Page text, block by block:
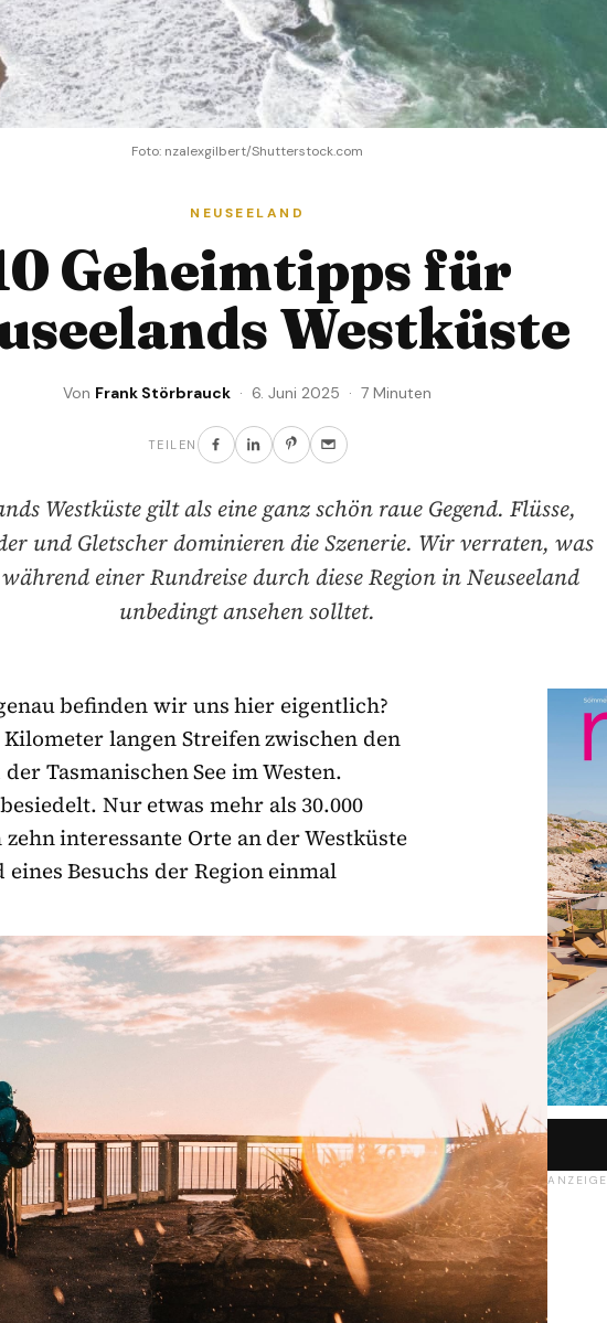
Foto: nzalexgilbert/Shutterstock.com
NEUSEELAND
Geheimtipps für
Westküste
Von Frank Störbrauck · 6. Juni 2025 · 7 Minuten
TEILEN
Westküste gilt als eine ganz schön raue Gegend. Flüsse,
und Gletscher dominieren die Szenerie. Wir verraten, was
einer Rundreise durch diese Region in Neuseeland
unbedingt ansehen solltet.
befinden wir uns hier eigentlich?
langen Streifen zwischen den
Tasmanischen See im Westen.
Nur etwas mehr als 30.000
interessante Orte an der Westküste
Besuchs der Region einmal
ANZEIGE